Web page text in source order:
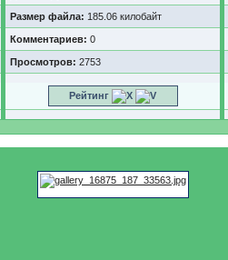
Размер файла: 185.06 килобайт
Комментариев: 0
Просмотров:2753
Рейтинг